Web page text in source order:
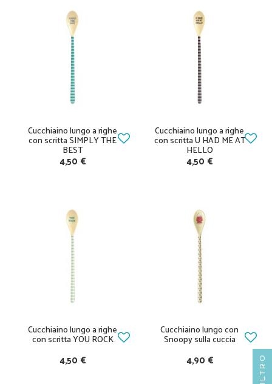
Cucchiaino lungo a righe
con scritta SIMPLY THE
BEST
4,50 €
Cucchiaino lungo a righe
con scritta U HAD ME AT
HELLO
4,50 €
Cucchiaino lungo a righe
con scritta YOU ROCK
4,50 €
Cucchiaino lungo con
Snoopy sulla cuccia
4,90 € FILTRO